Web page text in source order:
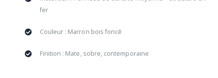
fer
Couleur : Marron bois foncé
Finition : Mate, sobre, contemporaine